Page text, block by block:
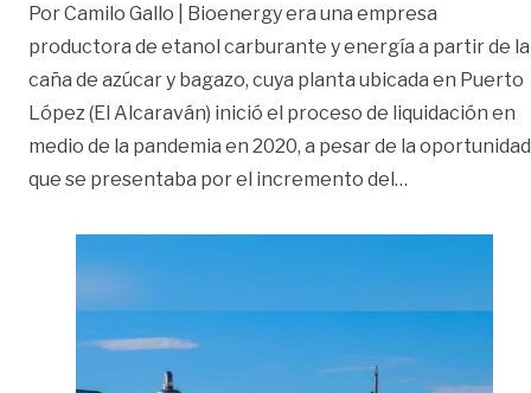
Por Camilo Gallo | Bioenergy era una empresa
productora de etanol carburante y energía a partir de la
caña de azúcar y bagazo, cuya planta ubicada en Puerto
López (El Alcaraván) inició el proceso de liquidación en
medio de la pandemia en 2020, a pesar de la oportunidad
que se presentaba por el incremento del…